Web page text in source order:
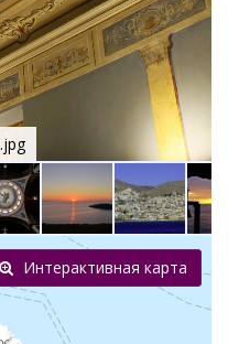
CN
Интерактивная карта